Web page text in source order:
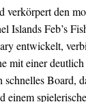
verkörpert den
Islands Feb’s
entwickelt,
mit einer
schnelles Board,
einem